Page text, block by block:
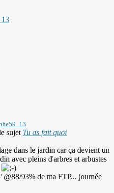
sujet Tu as fait quoi
dans le jardin car ça devient un
avec pleins d'arbres et arbustes
@88/93% de ma FTP... journée